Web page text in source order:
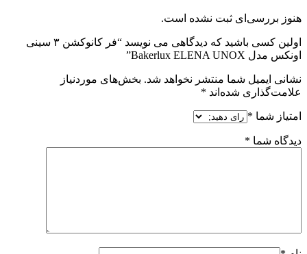
هنوز بررسی‌ای ثبت نشده است.
اولین کسی باشید که دیدگاهی می نویسد “فر کانوکشن ۳ سینی
اونکس مدل Bakerlux ELENA UNOX”
نشانی ایمیل شما منتشر نخواهد شد. بخش‌های موردنیاز
علامت‌گذاری شده‌اند *
امتیاز شما *
دیدگاه شما *